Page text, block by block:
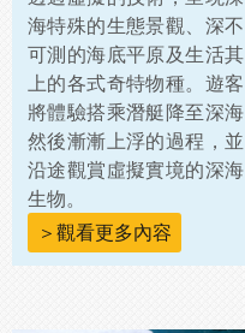
海特殊的生態景觀、深不
可測的海底平原及生活其
上的各式奇特物種。遊客
將體驗搭乘潛艇降至深海
然後漸漸上浮的過程，並
沿途觀賞虛擬實境的深海
生物。
＞觀看更多內容